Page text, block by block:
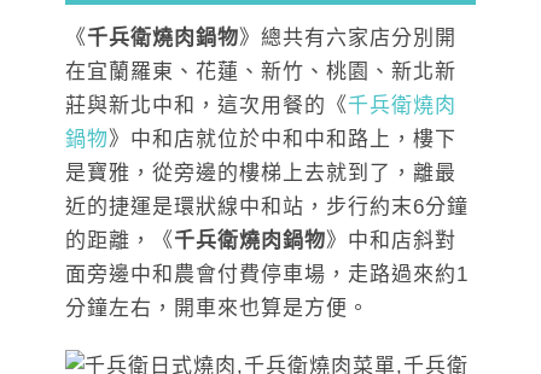
《千兵衛燒肉鍋物》總共有六家店分別開
在宜蘭羅東、花蓮、新竹、桃園、新北新
莊與新北中和，這次用餐的《千兵衛燒肉
鍋物》中和店就位於中和中和路上，樓下
是寶雅，從旁邊的樓梯上去就到了，離最
近的捷運是環狀線中和站，步行約末6分鐘
的距離，《千兵衛燒肉鍋物》中和店斜對
面旁邊中和農會付費停車場，走路過來約1
分鐘左右，開車來也算是方便。